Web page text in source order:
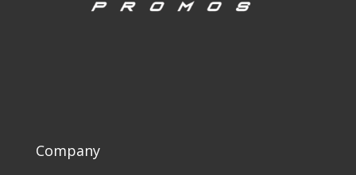
Company